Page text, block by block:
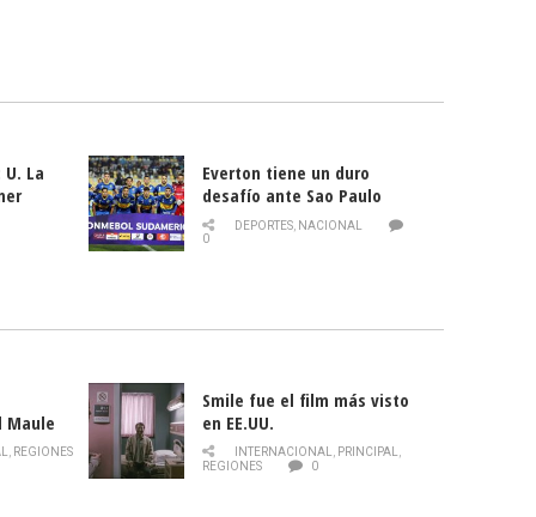
La
Everton tiene un duro
desafío ante Sao Paulo
DEPORTES, NACIONAL
0
Maule
de la
, REGIONES
Smile fue el film más visto
en EE.UU.
INTERNACIONAL, PRINCIPAL,
REGIONES
0